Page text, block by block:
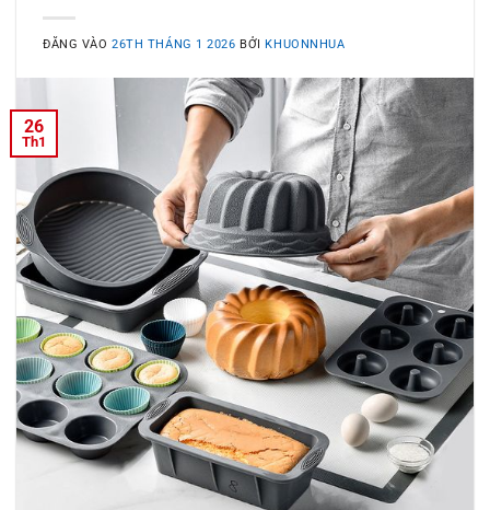
ĐĂNG VÀO26TH THÁNG 1 2026 BỞI KHUONNHUA
26
Th1